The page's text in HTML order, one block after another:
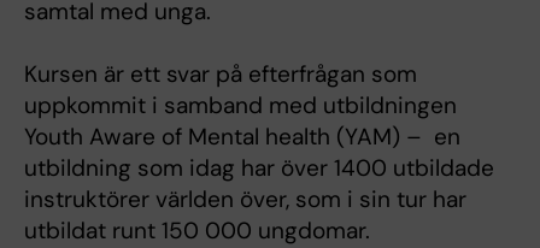
samtal med unga.
Kursen är ett svar på efterfrågan som
uppkommit i samband med utbildningen
Youth Aware of Mental health (YAM) – en
utbildning som idag har över 1400 utbildade
instruktörer världen över, som i sin tur har
utbildat runt 150 000 ungdomar.